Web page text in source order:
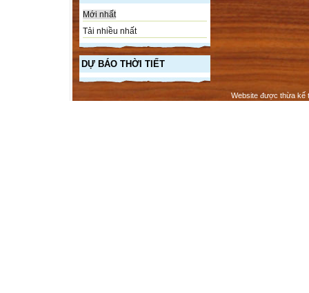
Mới nhất
Tải nhiều nhất
DỰ BÁO THỜI TIẾT
Website được thừa kế